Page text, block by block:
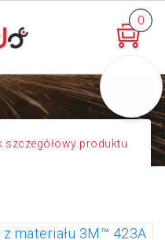
0
szczegółowy produktu